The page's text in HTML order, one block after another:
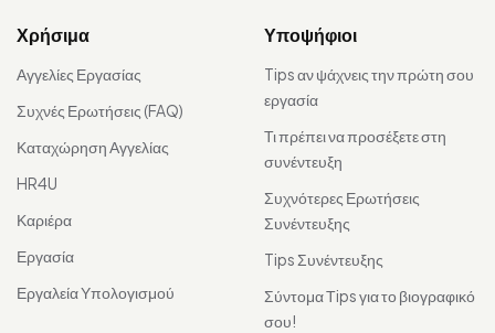
Χρήσιμα
Αγγελίες Εργασίας
Συχνές Ερωτήσεις (FAQ)
Καταχώρηση Αγγελίας
HR4U
Καριέρα
Εργασία
Εργαλεία Υπολογισμού
Υποψήφιοι
Tips αν ψάχνεις την πρώτη σου
εργασία
Τι πρέπει να προσέξετε στη
συνέντευξη
Συχνότερες Ερωτήσεις
Συνέντευξης
Tips Συνέντευξης
Σύντομα Τips για το βιογραφικό
σου!